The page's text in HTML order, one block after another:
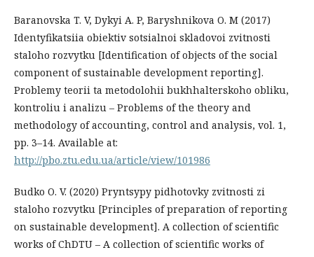
Baranovska T. V, Dykyi A. P, Baryshnikova O. M (2017)
Identyfikatsiia obiektiv sotsialnoi skladovoi zvitnosti
staloho rozvytku [Identification of objects of the social
component of sustainable development reporting].
Problemy teorii ta metodolohii bukhhalterskoho obliku,
kontroliu i analizu – Problems of the theory and
methodology of accounting, control and analysis, vol. 1,
pp. 3–14. Available at:
http://pbo.ztu.edu.ua/article/view/101986
Budko O. V. (2020) Pryntsypy pidhotovky zvitnosti zi
staloho rozvytku [Principles of preparation of reporting
on sustainable development]. A collection of scientific
works of ChDTU – A collection of scientific works of